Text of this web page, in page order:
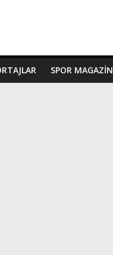
SPOR MAGAZIN